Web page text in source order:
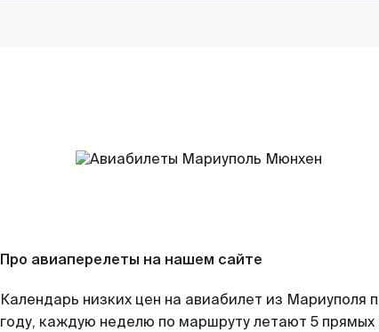
Про авиаперелеты на нашем сайте
Календарь низких цен на авиабилет из Мариуполя
году, каждую неделю по маршруту летают 5 прямых